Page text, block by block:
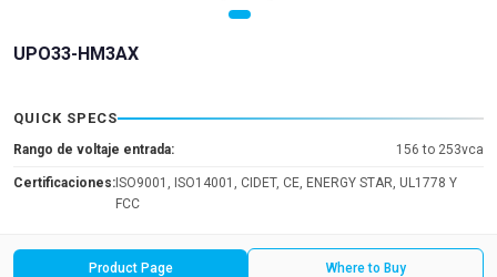
UPO33-HM3AX
QUICK SPECS
Rango de voltaje entrada: 156 to 253vca
Certificaciones: ISO9001, ISO14001, CIDET, CE, ENERGY STAR, UL1778 Y
FCC
Product Page Where to Buy